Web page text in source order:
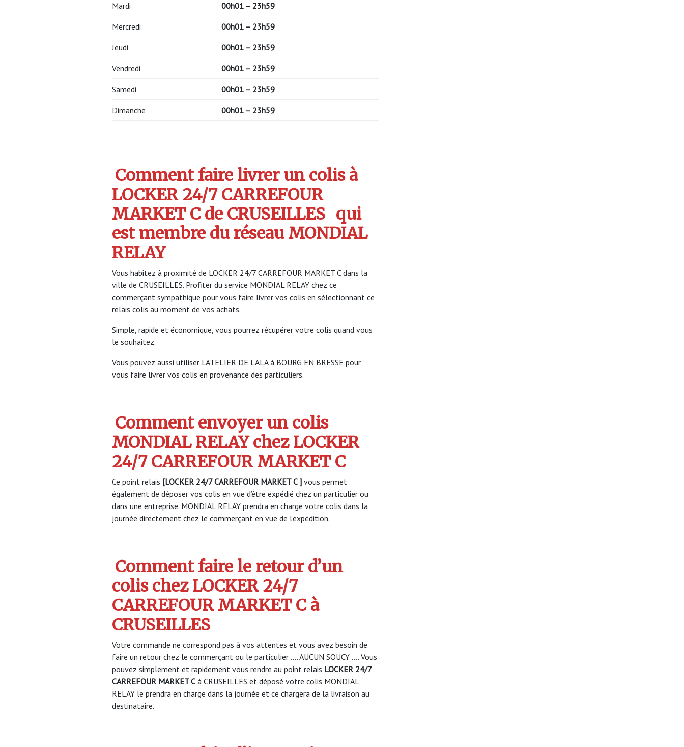
Mardi 00h01 – 23h59
Mercredi 00h01 – 23h59
Jeudi 00h01 – 23h59
Vendredi 00h01 – 23h59
Samedi 00h01 – 23h59
Dimanche 00h01 – 23h59
Comment faire livrer un colis à
LOCKER 24/7 CARREFOUR
MARKET C de CRUSEILLES qui
est membre du réseau MONDIAL
RELAY
Vous habitez à proximité de LOCKER 24/7 CARREFOUR MARKET C dans la
ville de CRUSEILLES. Profiter du service MONDIAL RELAY chez ce
commerçant sympathique pour vous faire livrer vos colis en sélectionnant ce
relais colis au moment de vos achats.
Simple, rapide et économique, vous pourrez récupérer votre colis quand vous
le souhaitez.
Vous pouvez aussi utiliser L’ATELIER DE LALA à BOURG EN BRESSE pour
vous faire livrer vos colis en provenance des particuliers.
Comment envoyer un colis
MONDIAL RELAY chez LOCKER
24/7 CARREFOUR MARKET C
Ce point relais [LOCKER 24/7 CARREFOUR MARKET C ] vous permet
également de déposer vos colis en vue d’être expédié chez un particulier ou
dans une entreprise. MONDIAL RELAY prendra en charge votre colis dans la
journée directement chez le commerçant en vue de l’expédition.
Comment faire le retour d’un
colis chez LOCKER 24/7
CARREFOUR MARKET C à
CRUSEILLES
Votre commande ne correspond pas à vos attentes et vous avez besoin de
faire un retour chez le commerçant ou le particulier …. AUCUN SOUCY …. Vous
pouvez simplement et rapidement vous rendre au point relais LOCKER 24/7
CARREFOUR MARKET C à CRUSEILLES et déposé votre colis MONDIAL
RELAY le prendra en charge dans la journée et ce chargera de la livraison au
destinataire.